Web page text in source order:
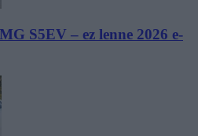
S5EV – ez lenne 2026 e-